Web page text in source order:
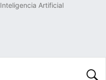
Inteligencia Artificial